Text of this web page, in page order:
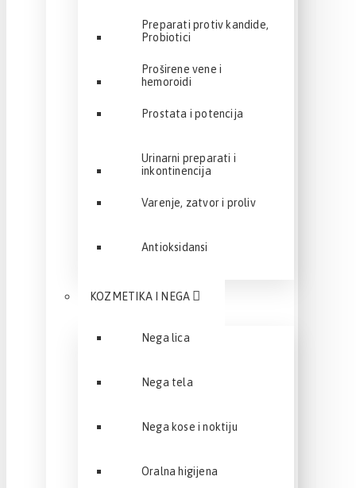
Preparati protiv kandide,
Probiotici
Proširene vene i
hemoroidi
Prostata i potencija
Urinarni preparati i
inkontinencija
Varenje, zatvor i proliv
Antioksidansi
KOZMETIKA I NEGA
Nega lica
Nega tela
Nega kose i noktiju
Oralna higijena